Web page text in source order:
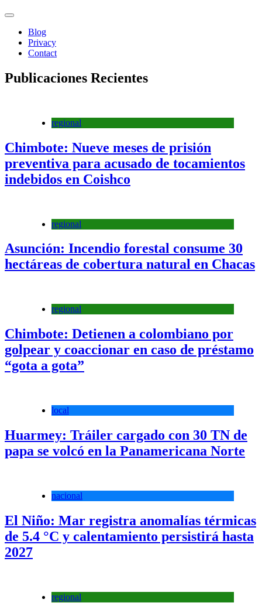
Blog
Privacy
Contact
Publicaciones Recientes
regional
Chimbote: Nueve meses de prisión
preventiva para acusado de tocamientos
indebidos en Coishco
regional
Asunción: Incendio forestal consume 30
hectáreas de cobertura natural en Chacas
regional
Chimbote: Detienen a colombiano por
golpear y coaccionar en caso de préstamo
“gota a gota”
local
Huarmey: Tráiler cargado con 30 TN de
papa se volcó en la Panamericana Norte
nacional
El Niño: Mar registra anomalías térmicas
de 5.4 °C y calentamiento persistirá hasta
2027
regional